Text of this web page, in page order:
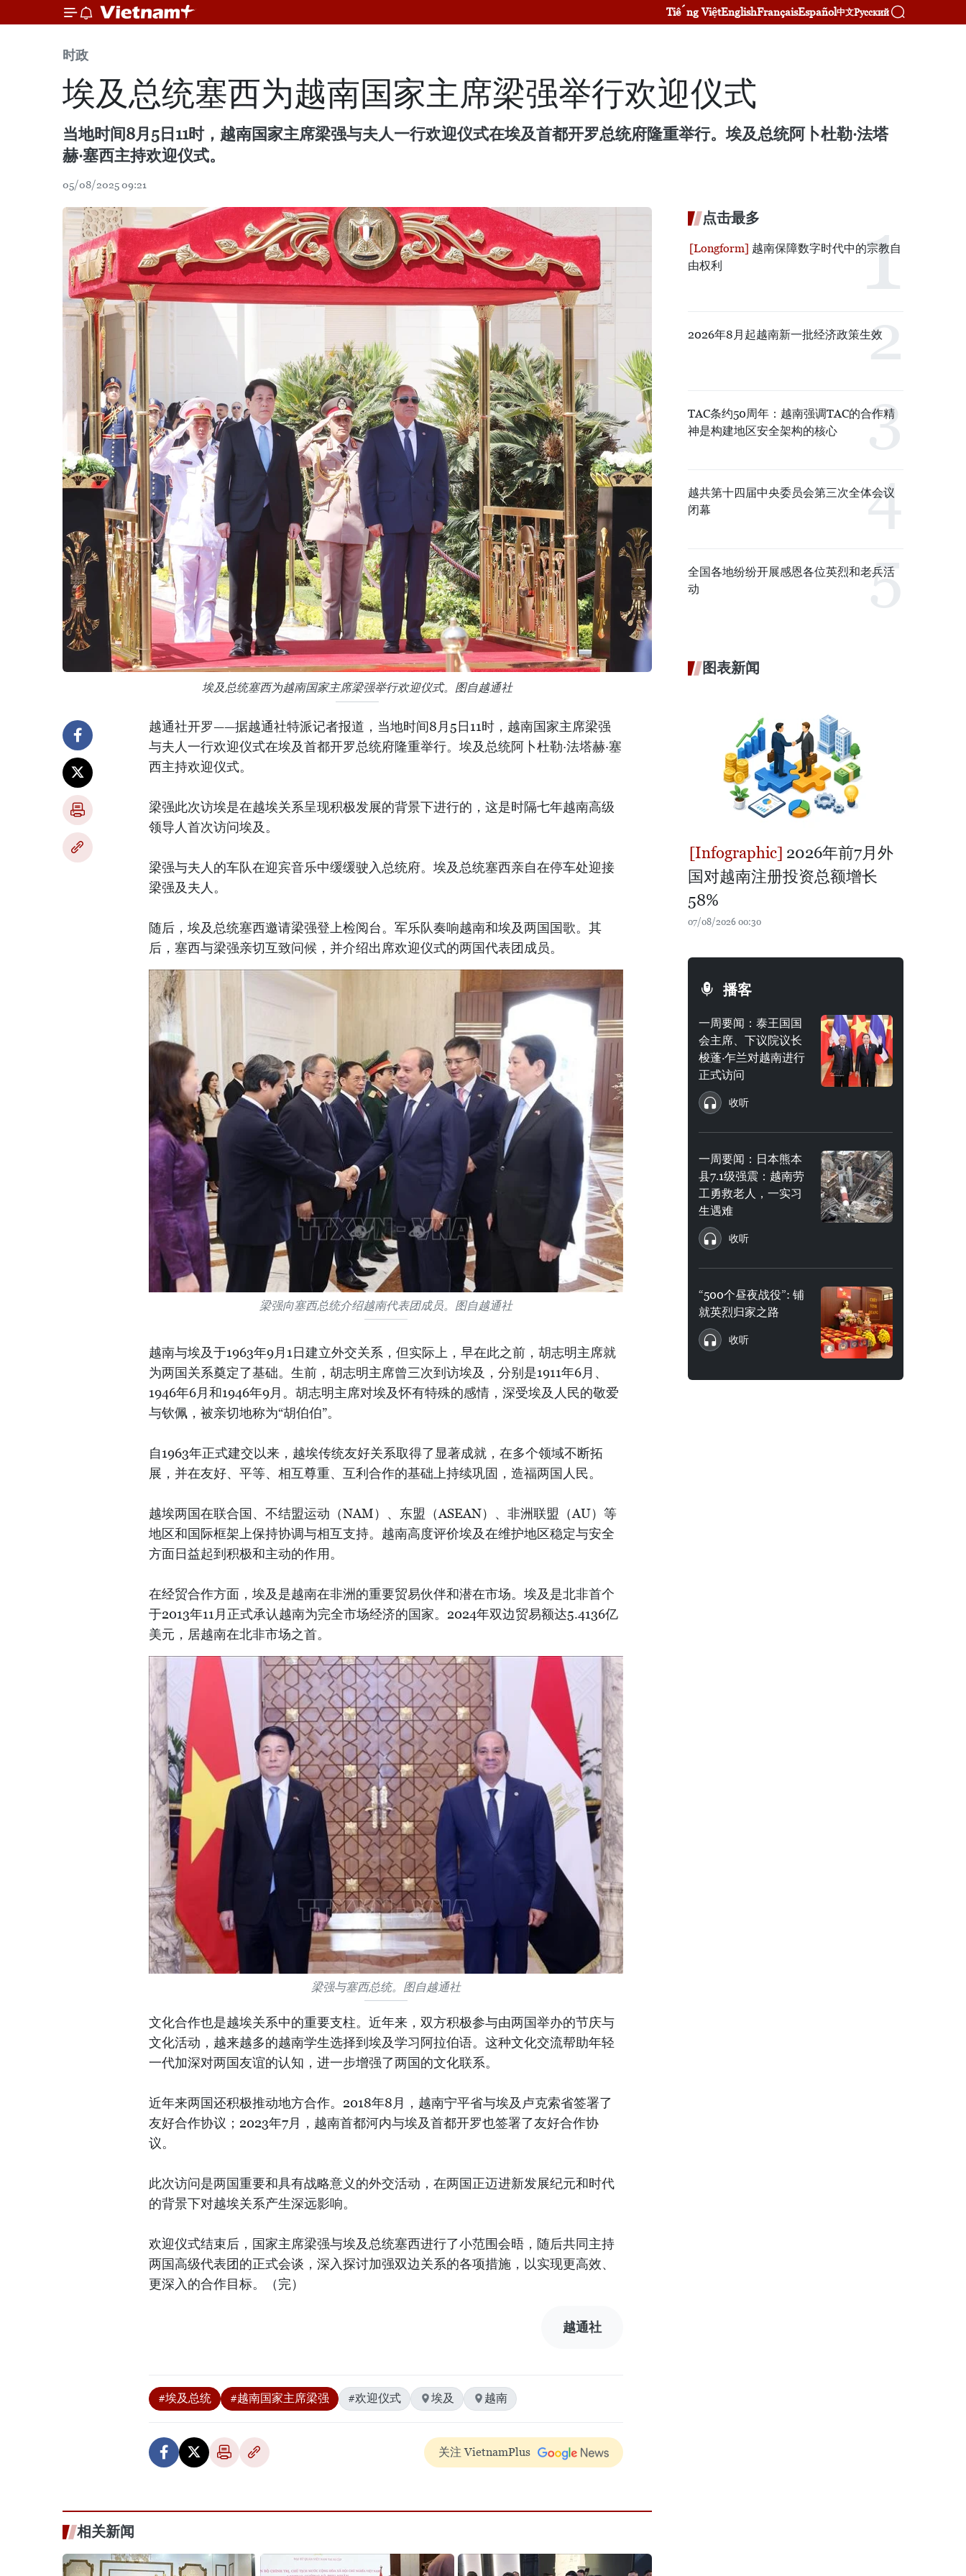
Tiếng ViệtEnglishFrançaisEspañol中文Русский
时政
埃及总统塞西为越南国家主席梁强举行欢迎仪式
当地时间8月5日11时，越南国家主席梁强与夫人一行欢迎仪式在埃及首都开罗总统府隆重举行。埃及总统阿卜杜勒·法塔
赫·塞西主持欢迎仪式。
05/08/2025 09:21
埃及总统塞西为越南国家主席梁强举行欢迎仪式。图自越通社
越通社开罗——据越通社特派记者报道，当地时间8月5日11时，越南国家主席梁强
与夫人一行欢迎仪式在埃及首都开罗总统府隆重举行。埃及总统阿卜杜勒·法塔赫·塞
西主持欢迎仪式。
梁强此次访埃是在越埃关系呈现积极发展的背景下进行的，这是时隔七年越南高级
领导人首次访问埃及。
梁强与夫人的车队在迎宾音乐中缓缓驶入总统府。埃及总统塞西亲自在停车处迎接
梁强及夫人。
随后，埃及总统塞西邀请梁强登上检阅台。军乐队奏响越南和埃及两国国歌。其
后，塞西与梁强亲切互致问候，并介绍出席欢迎仪式的两国代表团成员。
梁强向塞西总统介绍越南代表团成员。图自越通社
越南与埃及于1963年9月1日建立外交关系，但实际上，早在此之前，胡志明主席就
为两国关系奠定了基础。生前，胡志明主席曾三次到访埃及，分别是1911年6月、
1946年6月和1946年9月。胡志明主席对埃及怀有特殊的感情，深受埃及人民的敬爱
与钦佩，被亲切地称为“胡伯伯”。
自1963年正式建交以来，越埃传统友好关系取得了显著成就，在多个领域不断拓
展，并在友好、平等、相互尊重、互利合作的基础上持续巩固，造福两国人民。
越埃两国在联合国、不结盟运动（NAM）、东盟（ASEAN）、非洲联盟（AU）等
地区和国际框架上保持协调与相互支持。越南高度评价埃及在维护地区稳定与安全
方面日益起到积极和主动的作用。
在经贸合作方面，埃及是越南在非洲的重要贸易伙伴和潜在市场。埃及是北非首个
于2013年11月正式承认越南为完全市场经济的国家。2024年双边贸易额达5.4136亿
美元，居越南在北非市场之首。
梁强与塞西总统。图自越通社
文化合作也是越埃关系中的重要支柱。近年来，双方积极参与由两国举办的节庆与
文化活动，越来越多的越南学生选择到埃及学习阿拉伯语。这种文化交流帮助年轻
一代加深对两国友谊的认知，进一步增强了两国的文化联系。
近年来两国还积极推动地方合作。2018年8月，越南宁平省与埃及卢克索省签署了
友好合作协议；2023年7月，越南首都河内与埃及首都开罗也签署了友好合作协
议。
此次访问是两国重要和具有战略意义的外交活动，在两国正迈进新发展纪元和时代
的背景下对越埃关系产生深远影响。
欢迎仪式结束后，国家主席梁强与埃及总统塞西进行了小范围会晤，随后共同主持
两国高级代表团的正式会谈，深入探讨加强双边关系的各项措施，以实现更高效、
更深入的合作目标。（完）
越通社
#埃及总统 #越南国家主席梁强 #欢迎仪式 埃及 越南
关注 VietnamPlus
相关新闻
点击最多
越南保障数字时代中的宗教自
由权利
2026年8月起越南新一批经济政策生效
TAC条约50周年：越南强调TAC的合作精
神是构建地区安全架构的核心
越共第十四届中央委员会第三次全体会议
闭幕
全国各地纷纷开展感恩各位英烈和老兵活
动
图表新闻
2026年前7月外
国对越南注册投资总额增长
58%
07/08/2026 00:30
播客
一周要闻：泰王国国
会主席、下议院议长
梭蓬·乍兰对越南进行
正式访问
收听
一周要闻：日本熊本
县7.1级强震：越南劳
工勇救老人，一实习
生遇难
收听
“500个昼夜战役”: 铺
就英烈归家之路
收听